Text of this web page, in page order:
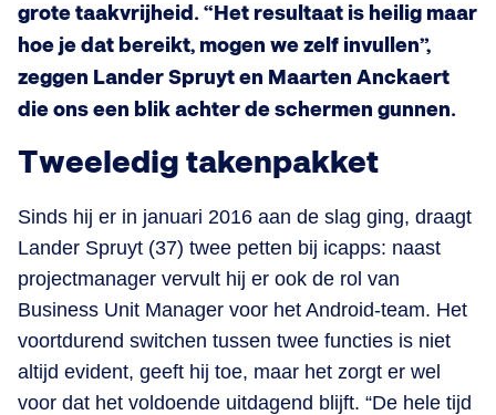
grote taakvrijheid. “Het resultaat is heilig maar
hoe je dat bereikt, mogen we zelf invullen”,
zeggen Lander Spruyt en Maarten Anckaert
die ons een blik achter de schermen gunnen.
Tweeledig takenpakket
Sinds hij er in januari 2016 aan de slag ging, draagt
Lander Spruyt (37) twee petten bij icapps: naast
projectmanager vervult hij er ook de rol van
Business Unit Manager voor het Android-team. Het
voortdurend switchen tussen twee functies is niet
altijd evident, geeft hij toe, maar het zorgt er wel
voor dat het voldoende uitdagend blijft. “De hele tijd